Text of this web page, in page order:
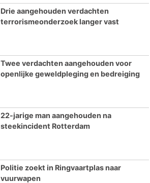
Drie aangehouden verdachten
terrorismeonderzoek langer vast
Twee verdachten aangehouden voor
openlijke geweldpleging en bedreiging
22-jarige man aangehouden na
steekincident Rotterdam
Politie zoekt in Ringvaartplas naar
vuurwapen